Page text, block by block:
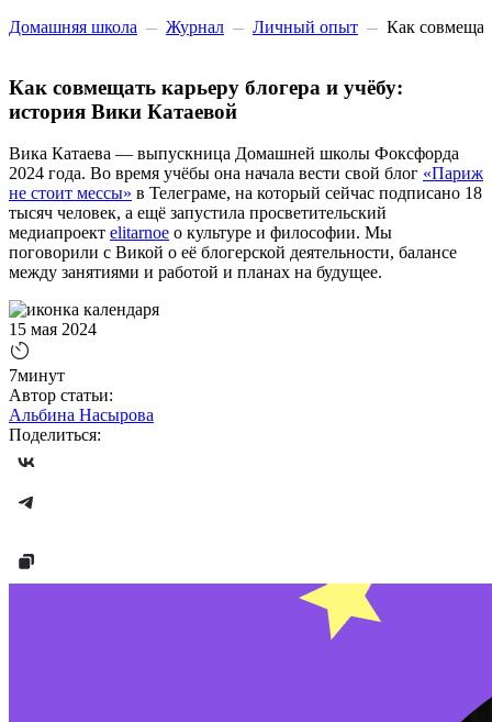
Домашняя школа
Журнал Личный опыт Как
Как совмещать карьеру блогера и учёбу:
история Вики Катаевой
Вика Катаева — выпускница Домашней школы Фоксфорда
2024 года. Во время учёбы она начала вести свой блог «Париж
не стоит мессы» в Телеграме, на который сейчас подписано 18
тысяч человек, а ещё запустила просветительский
медиапроект elitarnoe о культуре и философии. Мы
поговорили с Викой о её блогерской деятельности, балансе
между занятиями и работой и планах на будущее.
15 мая 2024
7минут
Автор статьи:
Альбина Насырова
Поделиться: